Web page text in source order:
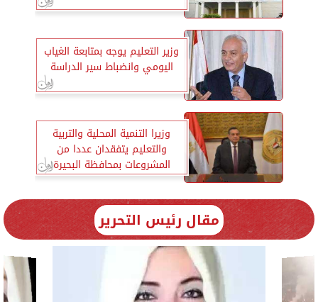
وزير التعليم يوجه بمتابعة الغياب
اليومي وانضباط سير الدراسة
وزيرا التنمية المحلية والتربية
والتعليم يتفقدان عددا من
المشروعات بمحافظة البحيرة
مقال رئيس التحرير